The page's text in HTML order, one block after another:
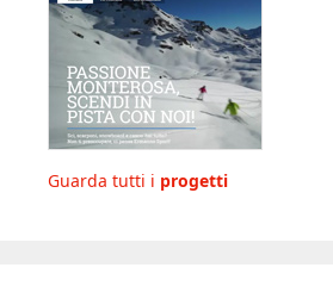
Guarda tutti i progetti